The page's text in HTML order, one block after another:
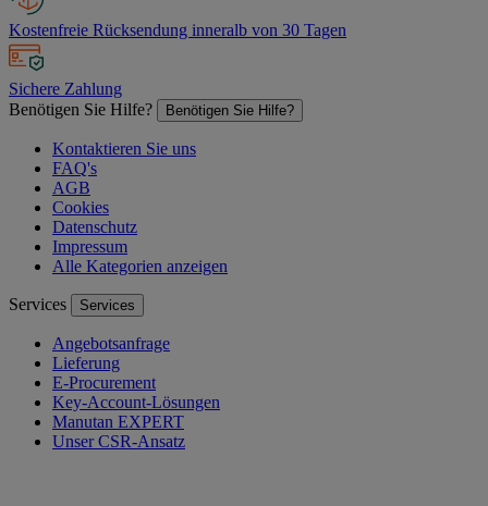
Kostenfreie Rücksendung inneralb von 30 Tagen
Sichere Zahlung
Benötigen Sie Hilfe?
Benötigen Sie Hilfe?
Kontaktieren Sie uns
FAQ's
AGB
Cookies
Datenschutz
Impressum
Alle Kategorien anzeigen
Services Services
Angebotsanfrage
Lieferung
E-Procurement
Key-Account-Lösungen
Manutan EXPERT
Unser CSR-Ansatz